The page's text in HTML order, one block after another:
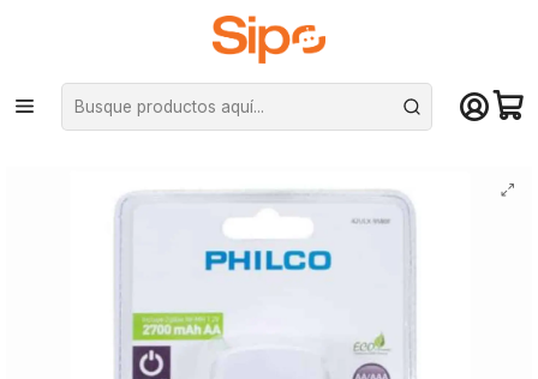
¡Compra hasta mediodía y recibe hoy! De lunes a sábado en el gran
Santiago. Envío gratis desde $29.990
Inicio Otras categorías Pilas
Cargador de Pilas Philco, Tipo AA y AAA, Incl. 2 Pilas AA, 2700mAh